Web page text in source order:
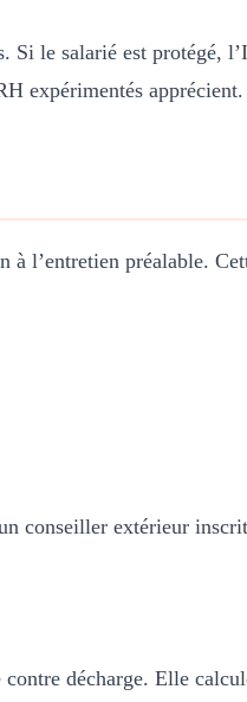
Si le salarié est protégé,
expérimentés apprécient.
l’entretien préalable.
conseiller extérieur
décharge. Elle